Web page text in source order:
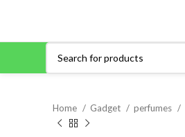
Home Gadget perfumes